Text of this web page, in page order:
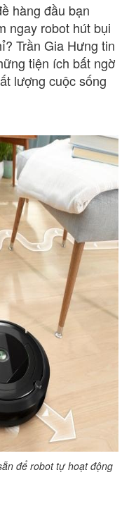
hàng đầu bạn
ngay robot hút bụi
Trần Gia Hưng tin
tiện ích bất ngờ
lượng cuộc sống
để robot tự hoạt động